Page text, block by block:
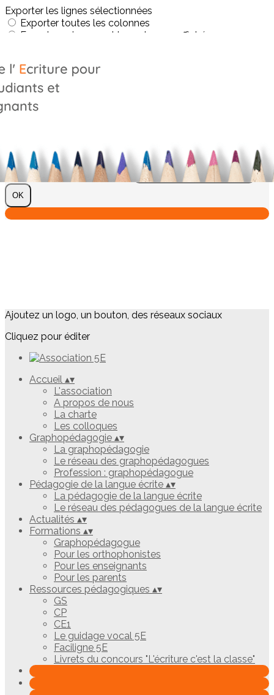
Exporter les lignes sélectionnées
Exporter toutes les colonnes
Exporter uniquement les colonnes affichées
?>
Images de la page d'accueil
Cliquez pour éditer
Cliquez pour éditer
Je m'abonne à la newsletter
OK
Ajoutez un logo, un bouton, des réseaux sociaux
Cliquez pour éditer
Accueil ▴▾
L'association
A propos de nous
La charte
Les colloques
Graphopédagogie ▴▾
La graphopédagogie
Le réseau des graphopédagogues
Profession : graphopédagogue
Pédagogie de la langue écrite ▴▾
La pédagogie de la langue écrite
Le réseau des pédagogues de la langue écrite
Actualités ▴▾
Formations ▴▾
Graphopédagogue
Pour les orthophonistes
Pour les enseignants
Pour les parents
Ressources pédagogiques ▴▾
GS
CP
CE1
Le guidage vocal 5E
Faciligne 5E
Livrets du concours "L'écriture c'est la classe"